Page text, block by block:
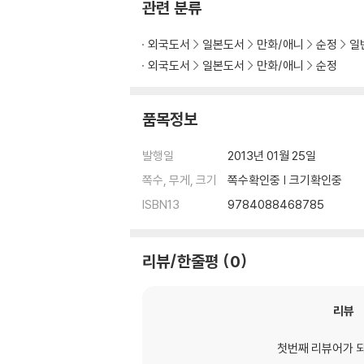
관련 분류
외국도서 일본도서 만화/애니 순정
일
외국도서
일본도서 만화/애니 순정
품목정보
발행일
2013년 01월 25일
쪽수, 무게, 크기
쪽수확인중 | 크기확인중
ISBN13
9784088468785
리뷰/한줄평 0
리뷰
첫번째 리뷰어가